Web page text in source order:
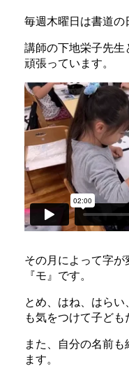
毎週木曜日は書道
講師の下地栄子先生
頑張っています。
その月によって字
『モ』です。
とめ、はね、はら
も気をつけて子ども
また、自分の名前
ます。